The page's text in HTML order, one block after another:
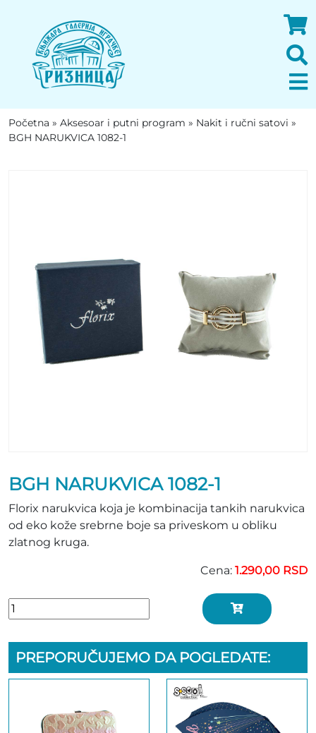
Početna » Aksesoar i putni program » Nakit i ručni satovi »
BGH NARUKVICA 1082-1
BGH NARUKVICA 1082-1
Florix narukvica koja je kombinacija tankih narukvica
od eko kože srebrne boje sa priveskom u obliku
zlatnog kruga.
Cena: 1.290,00 RSD
PREPORUČUJEMO DA POGLEDATE: